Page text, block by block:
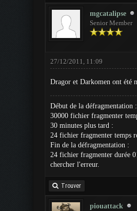
mgcatalipse
Senior Member
27/12/2011, 11:09
Dragor et Darkomen ont été
Début de la défragmentation :
30000 fichier fragmenter
30 minutes plus tard :
24 fichier fragmenter temps
Fin de la défragmentation :
24 fichier fragmenter durée
chercher l'erreur.
Trouver
piouattack